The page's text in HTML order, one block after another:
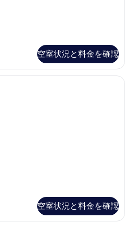
空室状況と料金を確認
エーゲ スタンダードキング | セーフ
空室状況と料金を確認